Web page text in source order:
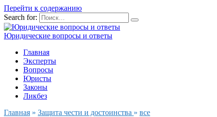
Перейти к содержанию
Search for:
Юридические вопросы и ответы
Главная
Эксперты
Вопросы
Юристы
Законы
Ликбез
Главная » Защита чести и достоинства » все